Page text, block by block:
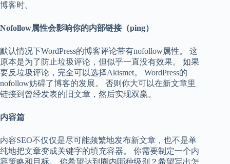
博客时。
Nofollow属性会影响你的内部链接（ping）
默认情况下WordPress的博客评论带有nofollow属性。 这
原本是为了防止垃圾评论，但似乎一直没有效果。 如果
要反垃圾评论，完全可以选择Akismet。 WordPress的
nofollow妨碍了博客的发展。 否则你大可以在新文章里
链接到曾经发表的旧文章，然后实现双赢。
内容篇
内容SEO不仅仅是尽可能频繁地发布新文章，也不是单
纯地把文章变成关键字的填充容器。 你需要制定一个内
容策略和目标。 你希望达到圈内哪种级别？希望写出怎